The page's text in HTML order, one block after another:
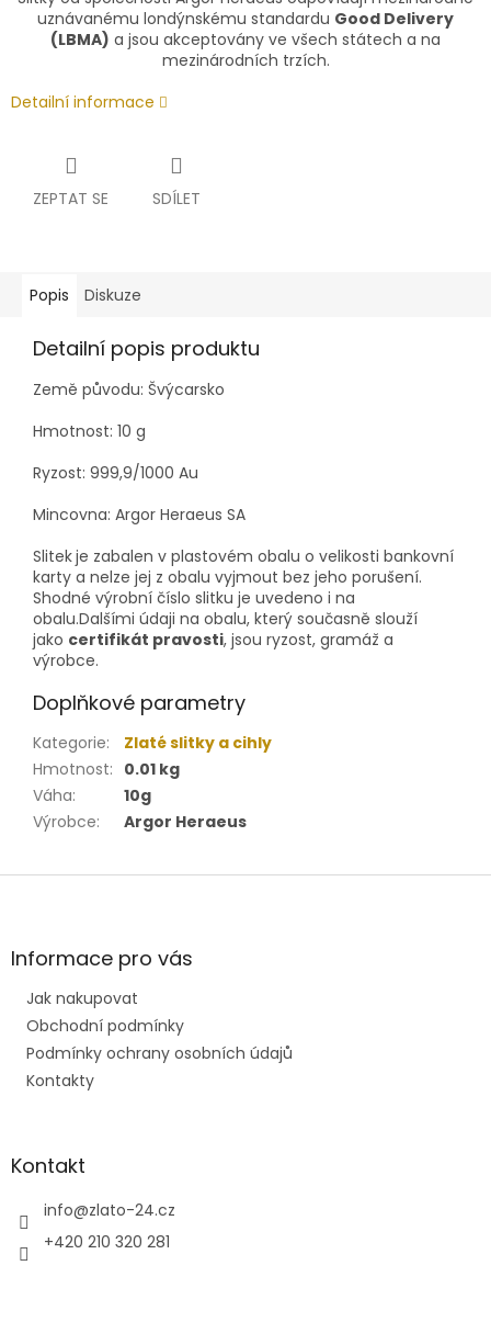
uznávanému londýnskému standardu Good Delivery
(LBMA) a jsou akceptovány ve všech státech a na
mezinárodních trzích.
Detailní informace
ZEPTAT SE SDÍLET
Popis Diskuze
Detailní popis produktu
Země původu: Švýcarsko
Hmotnost: 10 g
Ryzost: 999,9/1000 Au
Mincovna: Argor Heraeus SA
Slitekje zabalen v plastovém obalu o velikosti bankovní
karty a nelze jej z obalu vyjmout bez jeho porušení.
Shodné výrobní číslo slitku je uvedeno i na
obalu.Dalšími údaji na obalu, který současně slouží
jako certifikát pravosti, jsou ryzost, gramáž a
výrobce.
Doplňkové parametry
Kategorie:
Zlaté slitky a cihly
Hmotnost: 0.01 kg
Váha:
10g
Výrobce: Argor Heraeus
Z
aInformace pro vás
Jak nakupovat
Obchodní podmínky
Podmínky ochrany osobních údajů
Kontakty
Kontakt
info@zlato-24.cz
+420 210 320 281